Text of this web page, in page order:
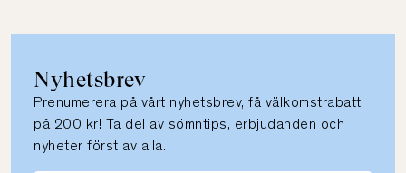
Nyhetsbrev
Prenumerera på vårt nyhetsbrev, få välkomstrabatt
på 200 kr! Ta del av sömntips, erbjudanden och
nyheter först av alla.